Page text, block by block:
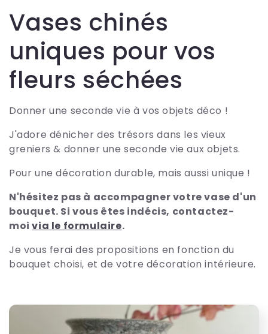
C
o
l
l
e
c
t
i
o
:
Vases chinés
uniques pour vos
fleurs séchées
Donner une seconde vie à vos objets déco !
J'adore dénicher des trésors dans les vieux
greniers & donner une seconde vie aux objets.
Pour une décoration durable, mais aussi unique !
N'hésitez pas à accompagner votre vase d'un
bouquet. Si vous êtes indécis, contactez-
moivia le formulaire.
Je vous ferai des propositions en fonction du
bouquet choisi, et de votre décoration intérieure.